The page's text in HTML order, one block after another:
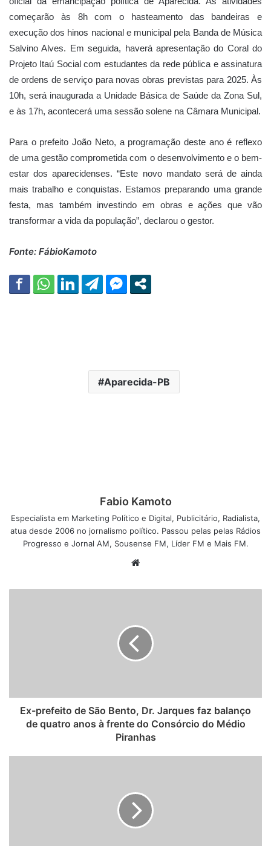
começarão às 8h com o hasteamento das bandeiras e
execução dos hinos nacional e municipal pela Banda de Música
Salvino Alves. Em seguida, haverá apresentação do Coral do
Projeto Itaú Social com estudantes da rede pública e assinatura
de ordens de serviço para novas obras previstas para 2025. Às
10h, será inaugurada a Unidade Básica de Saúde da Zona Sul,
e às 17h, acontecerá uma sessão solene na Câmara Municipal.
Para o prefeito João Neto, a programação deste ano é reflexo
de uma gestão comprometida com o desenvolvimento e o bem-
estar dos aparecidenses. “Este novo mandato será de ainda
mais trabalho e conquistas. Estamos preparando uma grande
festa, mas também investindo em obras e ações que vão
transformar a vida da população”, declarou o gestor.
Fonte: FábioKamoto
Aparecida-PB
Fabio Kamoto
Especialista em Marketing Político e Digital, Publicitário, Radialista,
atua desde 2006 no jornalismo político. Passou pelas pelas Rádios
Progresso e Jornal AM, Sousense FM, Líder FM e Mais FM.
b
Ex-prefeito de São Bento, Dr. Jarques faz balanço
de quatro anos à frente do Consórcio do Médio
Piranhas